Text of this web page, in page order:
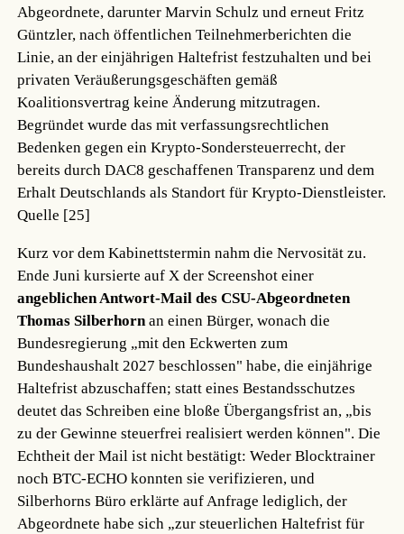
Abgeordnete, darunter Marvin Schulz und erneut Fritz
Güntzler, nach öffentlichen Teilnehmerberichten die
Linie, an der einjährigen Haltefrist festzuhalten und bei
privaten Veräußerungsgeschäften gemäß
Koalitionsvertrag keine Änderung mitzutragen.
Begründet wurde das mit verfassungsrechtlichen
Bedenken gegen ein Krypto-Sondersteuerrecht, der
bereits durch DAC8 geschaffenen Transparenz und dem
Erhalt Deutschlands als Standort für Krypto-Dienstleister.
Quelle [25]
Kurz vor dem Kabinettstermin nahm die Nervosität zu.
Ende Juni kursierte auf X der Screenshot einer
angeblichen Antwort-Mail des CSU-Abgeordneten
Thomas Silberhornan einen Bürger, wonach die
Bundesregierung „mit den Eckwerten zum
Bundeshaushalt 2027 beschlossen" habe, die einjährige
Haltefrist abzuschaffen; statt eines Bestandsschutzes
deutet das Schreiben eine bloße Übergangsfrist an, „bis
zu der Gewinne steuerfrei realisiert werden können". Die
Echtheit der Mail ist nicht bestätigt: Weder Blocktrainer
noch BTC-ECHO konnten sie verifizieren, und
Silberhorns Büro erklärte auf Anfrage lediglich, der
Abgeordnete habe sich „zur steuerlichen Haltefrist für